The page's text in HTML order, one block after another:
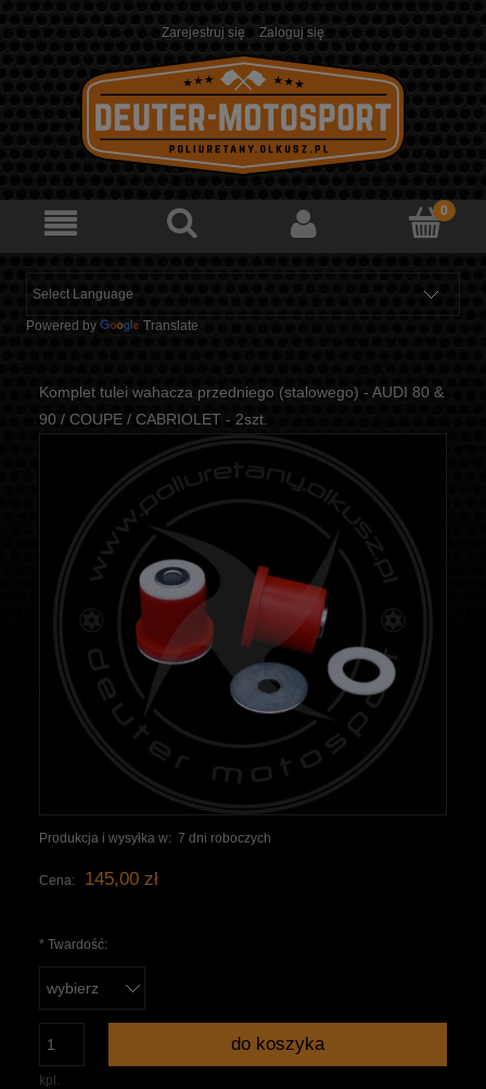
Zarejestruj się Zaloguj się
Powered by Translate
Komplet tulei wahacza przedniego (stalowego) - AUDI 80 &
90 / COUPE / CABRIOLET - 2szt.
Produkcja i wysyłka w: 7 dni roboczych
Cena: 145,00 zł
* Twardość:
kpl.
do koszyka